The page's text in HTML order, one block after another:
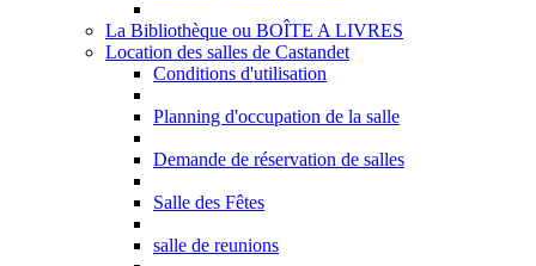
La Bibliothèque ou BOÎTE A LIVRES
Location des salles de Castandet
Conditions d'utilisation
Planning d'occupation de la salle
Demande de réservation de salles
Salle des Fêtes
salle de reunions